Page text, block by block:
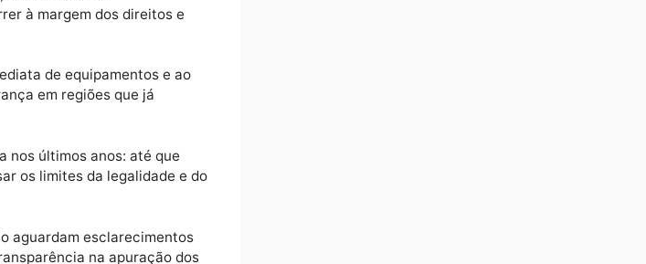
sobre a atuação dos próprios
para combater o garimpo
trabalhadores e